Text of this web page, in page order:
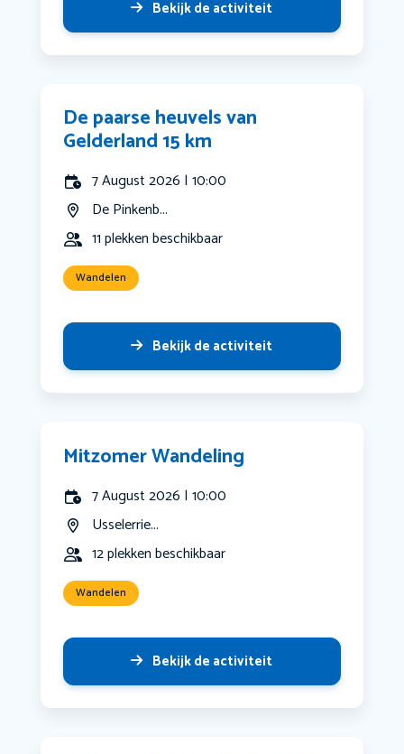
Bekijk de activiteit
De paarse heuvels van
Gelderland 15 km
7 August 2026 | 10:00
De Pinkenb...
11 plekken beschikbaar
Wandelen
Bekijk de activiteit
Mitzomer Wandeling
7 August 2026 | 10:00
Usselerrie...
12 plekken beschikbaar
Wandelen
Bekijk de activiteit